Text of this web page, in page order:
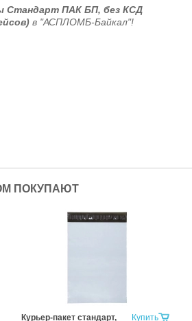
Стандарт ПАК БП, без КСД
в "АСПЛОМБ-Байкал"!
ПОКУПАЮТ
Купить
Курьер-пакет стандарт,